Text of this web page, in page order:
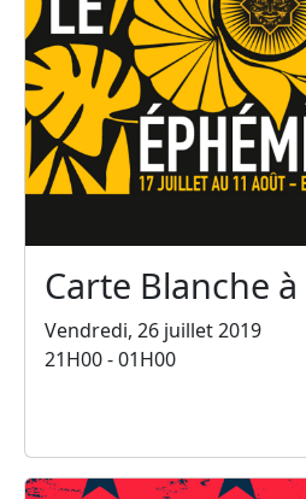
Carte Blanche
Vendredi, 26 juillet 2019
21H00 - 01H00